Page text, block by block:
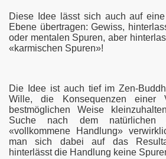
Diese Idee lässt sich auch auf
Ebene übertragen: Gewiss,
oder mentalen Spuren, aber
«karmischen Spuren»!
Die Idee ist auch tief im Zen-
Wille, die Konsequenzen einer
bestmöglichen Weise
Suche nach dem
«vollkommene Handlung»
man sich dabei auf das
hinterlässt die Handlung keine